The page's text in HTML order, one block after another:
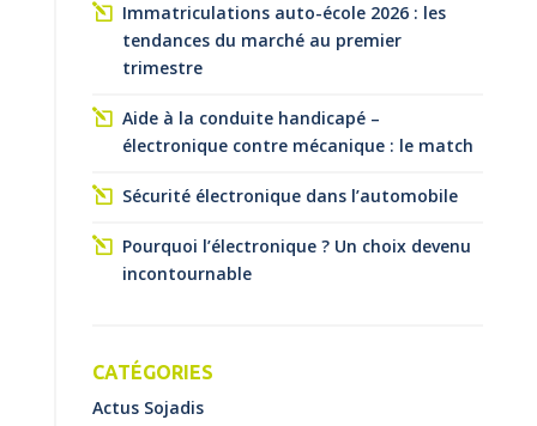
Immatriculations auto-école 2026 : les
tendances du marché au premier
trimestre
Aide à la conduite handicapé –
électronique contre mécanique : le match
Sécurité électronique dans l’automobile
Pourquoi l’électronique ? Un choix devenu
incontournable
CATÉGORIES
Actus Sojadis